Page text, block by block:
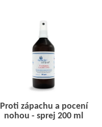
Proti zápachu a pocení
nohou - sprej 200 ml